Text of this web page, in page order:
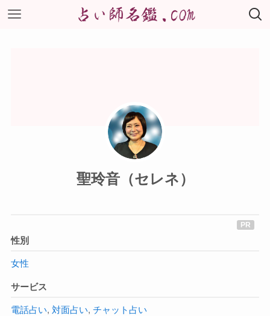
聖玲音（セレネ）
性別
女性
サービス
電話占い, 対面占い, チャット占い